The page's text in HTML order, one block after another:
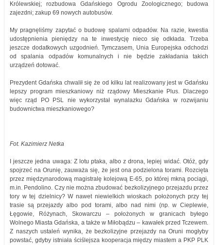
Królewskiej; rozbudowa Gdańskiego Ogrodu Zoologicznego; budowa
zajezdni; zakup 69 nowych autobusów.
My pragnęliśmy zapytać o budowę spalarni odpadów. Na razie, kwestia
udostępnienia pieniędzy na te inwestycję nieco się odkłada. Trzeba
jeszcze dodatkowych uzgodnień. Tymczasem, Unia Europejska odchodzi
od spalania odpadów komunalnych i nie będzie zakładania takich
urządzeń dotować.
Prezydent Gdańska chwalił się że od kilku lat realizowany jest w Gdańsku
lepszy program mieszkaniowy niż rządowy Mieszkanie Plus. Dlaczego
więc rząd PO PSL nie wykorzystał wynalazku Gdańska w rozwijaniu
budownictwa mieszkaniowego?
Fot. Kazimierz Netka
I jeszcze jedna uwaga: Z lotu ptaka, albo z drona, lepiej widać. Otóż, gdy
spojrzeć na Orunię, zauważa się, że jest ona podzielona torami. Rozcięta
przez międzynarodową magistralę kolejową E-65, po której mkną pociągi,
m.in. Pendolino. Czy nie można zbudować bezkolizyjnego przejazdu przez
tory w tej dzielnicy? W nawet niewielkich wioskach położonych przy tej
trasie są przejazdy albo pod torami, albo nad nimi (np. w Cieplewie,
Łęgowie, Różynach, Skowarczu – położonych w granicach byłego
Wolnego Miasta Gdańska, a także w Miłobądzu – kawałek przed Tczewem.
Z naszych ustaleń wynika, że bezkolizyjne przejazdy na Oruni mogłyby
powstać, gdyby istniała ściślejsza kooperacja między miastem a PKP PLK